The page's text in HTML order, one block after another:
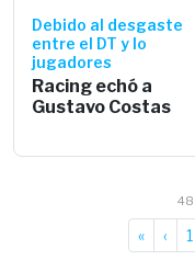
Debido al desgaste
entre el DT y lo
jugadores
Racing echó a
Gustavo Costas
48
« ‹ 1